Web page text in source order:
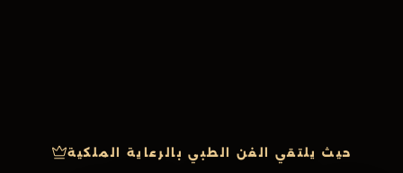
حيث يلتقي الفن الطبي بالرعاية الملكية